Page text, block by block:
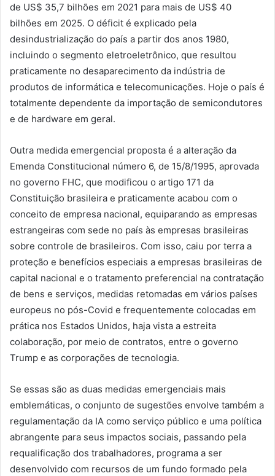
de US$ 35,7 bilhões em 2021 para mais de US$ 40
bilhões em 2025. O déficit é explicado pela
desindustrialização do país a partir dos anos 1980,
incluindo o segmento eletroeletrônico, que resultou
praticamente no desaparecimento da indústria de
produtos de informática e telecomunicações. Hoje o país é
totalmente dependente da importação de semicondutores
e de hardware em geral.
Outra medida emergencial proposta é a alteração da
Emenda Constitucional número 6, de 15/8/1995, aprovada
no governo FHC, que modificou o artigo 171 da
Constituição brasileira e praticamente acabou com o
conceito de empresa nacional, equiparando as empresas
estrangeiras com sede no país às empresas brasileiras
sobre controle de brasileiros. Com isso, caiu por terra a
proteção e benefícios especiais a empresas brasileiras de
capital nacional e o tratamento preferencial na contratação
de bens e serviços, medidas retomadas em vários países
europeus no pós-Covid e frequentemente colocadas em
prática nos Estados Unidos, haja vista a estreita
colaboração, por meio de contratos, entre o governo
Trump e as corporações de tecnologia.
Se essas são as duas medidas emergenciais mais
emblemáticas, o conjunto de sugestões envolve também a
regulamentação da IA como serviço público e uma política
abrangente para seus impactos sociais, passando pela
requalificação dos trabalhadores, programa a ser
desenvolvido com recursos de um fundo formado pela